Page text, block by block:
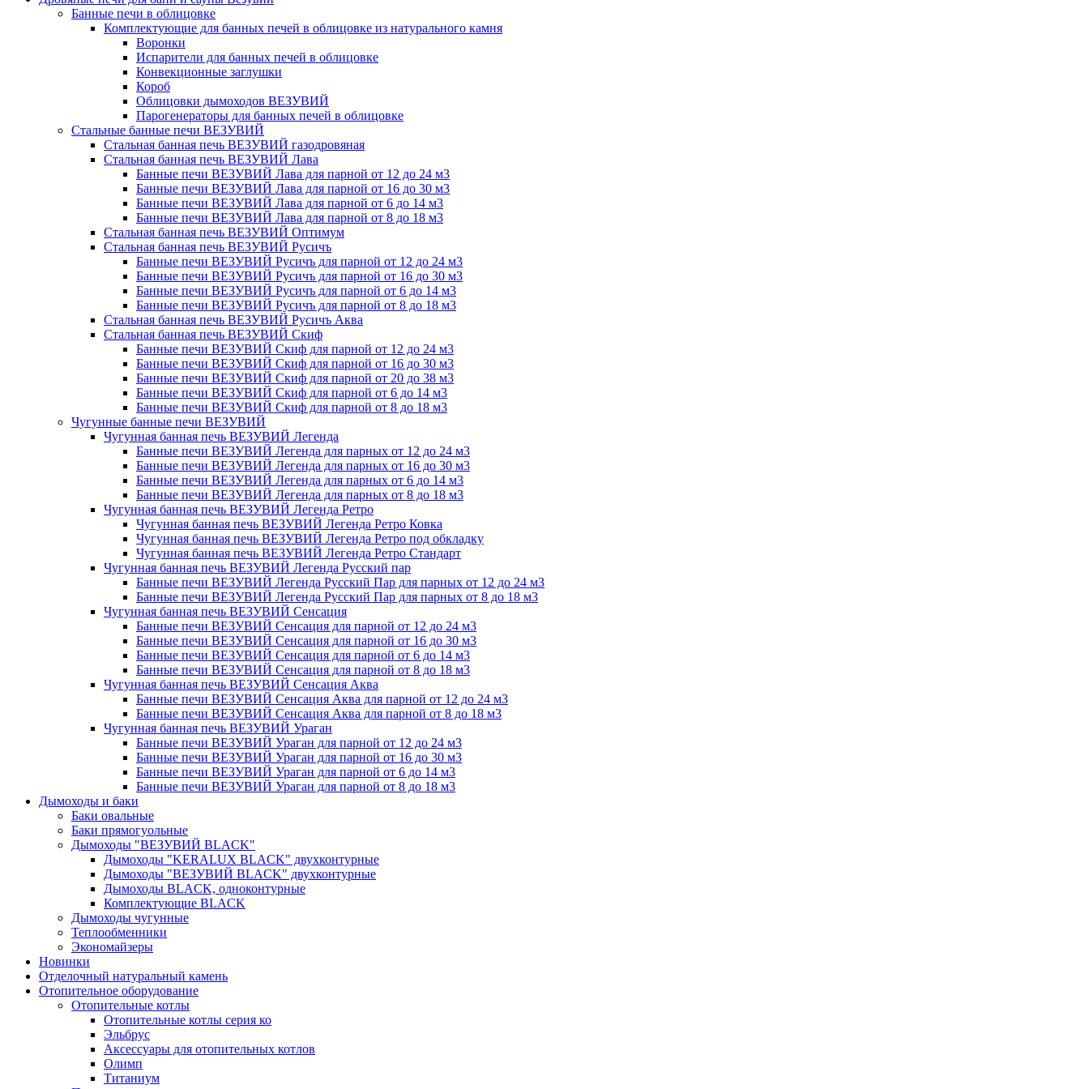
Банные печи в облицовке
Комплектующие для банных печей в облицовке из натурального камня
Воронки
Испарители для банных печей в облицовке
Конвекционные заглушки
Короб
Облицовки дымоходов ВЕЗУВИЙ
Парогенераторы для банных печей в облицовке
Стальные банные печи ВЕЗУВИЙ
Стальная банная печь ВЕЗУВИЙ газодровяная
Стальная банная печь ВЕЗУВИЙ Лава
Банные печи ВЕЗУВИЙ Лава для парной от 12 до 24 м3
Банные печи ВЕЗУВИЙ Лава для парной от 16 до 30 м3
Банные печи ВЕЗУВИЙ Лава для парной от 6 до 14 м3
Банные печи ВЕЗУВИЙ Лава для парной от 8 до 18 м3
Стальная банная печь ВЕЗУВИЙ Оптимум
Стальная банная печь ВЕЗУВИЙ Русичъ
Банные печи ВЕЗУВИЙ Русичъ для парной от 12 до 24 м3
Банные печи ВЕЗУВИЙ Русичъ для парной от 16 до 30 м3
Банные печи ВЕЗУВИЙ Русичъ для парной от 6 до 14 м3
Банные печи ВЕЗУВИЙ Русичъ для парной от 8 до 18 м3
Стальная банная печь ВЕЗУВИЙ Русичъ Аква
Стальная банная печь ВЕЗУВИЙ Скиф
Банные печи ВЕЗУВИЙ Скиф для парной от 12 до 24 м3
Банные печи ВЕЗУВИЙ Скиф для парной от 16 до 30 м3
Банные печи ВЕЗУВИЙ Скиф для парной от 20 до 38 м3
Банные печи ВЕЗУВИЙ Скиф для парной от 6 до 14 м3
Банные печи ВЕЗУВИЙ Скиф для парной от 8 до 18 м3
Чугунные банные печи ВЕЗУВИЙ
Чугунная банная печь ВЕЗУВИЙ Легенда
Банные печи ВЕЗУВИЙ Легенда для парных от 12 до 24 м3
Банные печи ВЕЗУВИЙ Легенда для парных от 16 до 30 м3
Банные печи ВЕЗУВИЙ Легенда для парных от 6 до 14 м3
Банные печи ВЕЗУВИЙ Легенда для парных от 8 до 18 м3
Чугунная банная печь ВЕЗУВИЙ Легенда Ретро
Чугунная банная печь ВЕЗУВИЙ Легенда Ретро Ковка
Чугунная банная печь ВЕЗУВИЙ Легенда Ретро под обкладку
Чугунная банная печь ВЕЗУВИЙ Легенда Ретро Стандарт
Чугунная банная печь ВЕЗУВИЙ Легенда Русский пар
Банные печи ВЕЗУВИЙ Легенда Русский Пар для парных от 12 до 24 м3
Банные печи ВЕЗУВИЙ Легенда Русский Пар для парных от 8 до 18 м3
Чугунная банная печь ВЕЗУВИЙ Сенсация
Банные печи ВЕЗУВИЙ Сенсация для парной от 12 до 24 м3
Банные печи ВЕЗУВИЙ Сенсация для парной от 16 до 30 м3
Банные печи ВЕЗУВИЙ Сенсация для парной от 6 до 14 м3
Банные печи ВЕЗУВИЙ Сенсация для парной от 8 до 18 м3
Чугунная банная печь ВЕЗУВИЙ Сенсация Аква
Банные печи ВЕЗУВИЙ Сенсация Аква для парной от 12 до 24 м3
Банные печи ВЕЗУВИЙ Сенсация Аква для парной от 8 до 18 м3
Чугунная банная печь ВЕЗУВИЙ Ураган
Банные печи ВЕЗУВИЙ Ураган для парной от 12 до 24 м3
Банные печи ВЕЗУВИЙ Ураган для парной от 16 до 30 м3
Банные печи ВЕЗУВИЙ Ураган для парной от 6 до 14 м3
Банные печи ВЕЗУВИЙ Ураган для парной от 8 до 18 м3
Дымоходы и баки
Баки овальные
Баки прямогуольные
Дымоходы "ВЕЗУВИЙ BLACK"
Дымоходы "KERALUX BLACK" двухконтурные
Дымоходы "ВЕЗУВИЙ BLACK" двухконтурные
Дымоходы BLACK, одноконтурные
Комплектующие BLACK
Дымоходы чугунные
Теплообменники
Экономайзеры
Новинки
Отделочный натуральный камень
Отопительное оборудование
Отопительные котлы
Отопительные котлы серия ко
Эльбрус
Аксессуары для отопительных котлов
Олимп
Титаниум